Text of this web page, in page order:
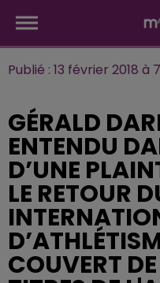
Publié : 13 février 2018
GÉRALD
ENTENDU
D’UNE
LE RETOUR
COUVERT